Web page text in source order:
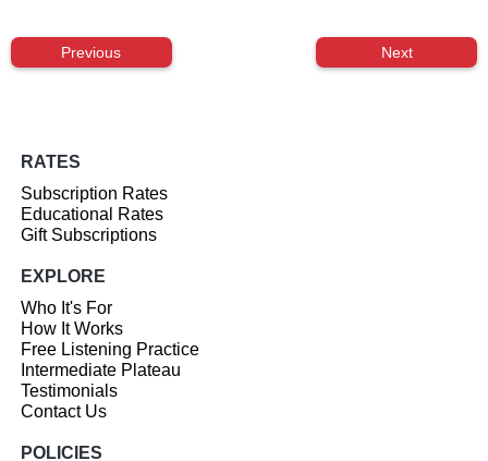
Previous Next
RATES
Subscription Rates
Educational Rates
Gift Subscriptions
EXPLORE
Who It's For
How It Works
Free Listening Practice
Intermediate Plateau
Testimonials
Contact Us
POLICIES